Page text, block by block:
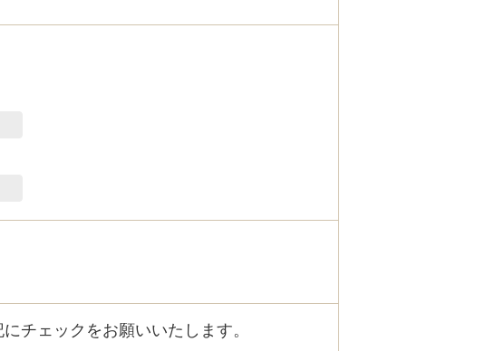
チェックをお願いいたします。